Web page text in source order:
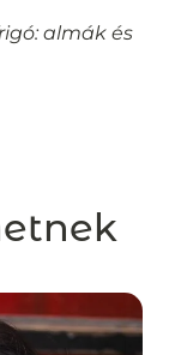
almák és